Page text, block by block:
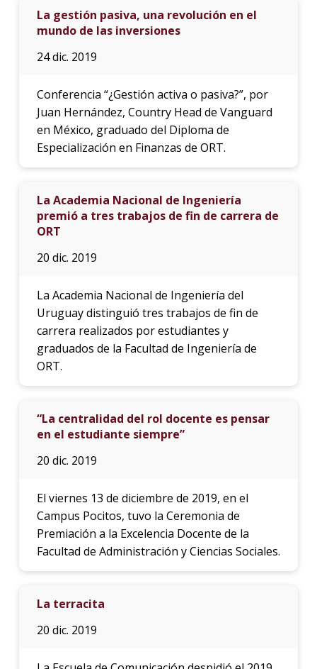
La gestión pasiva, una revolución en el
mundo de las inversiones
24 dic. 2019
Conferencia “¿Gestión activa o pasiva?”, por
Juan Hernández, Country Head de Vanguard
en México, graduado del Diploma de
Especialización en Finanzas de ORT.
La Academia Nacional de Ingeniería
premió a tres trabajos de fin de carrera de
ORT
20 dic. 2019
La Academia Nacional de Ingeniería del
Uruguay distinguió tres trabajos de fin de
carrera realizados por estudiantes y
graduados de la Facultad de Ingeniería de
ORT.
“La centralidad del rol docente es pensar
en el estudiante siempre”
20 dic. 2019
El viernes 13 de diciembre de 2019, en el
Campus Pocitos, tuvo la Ceremonia de
Premiación a la Excelencia Docente de la
Facultad de Administración y Ciencias Sociales.
La terracita
20 dic. 2019